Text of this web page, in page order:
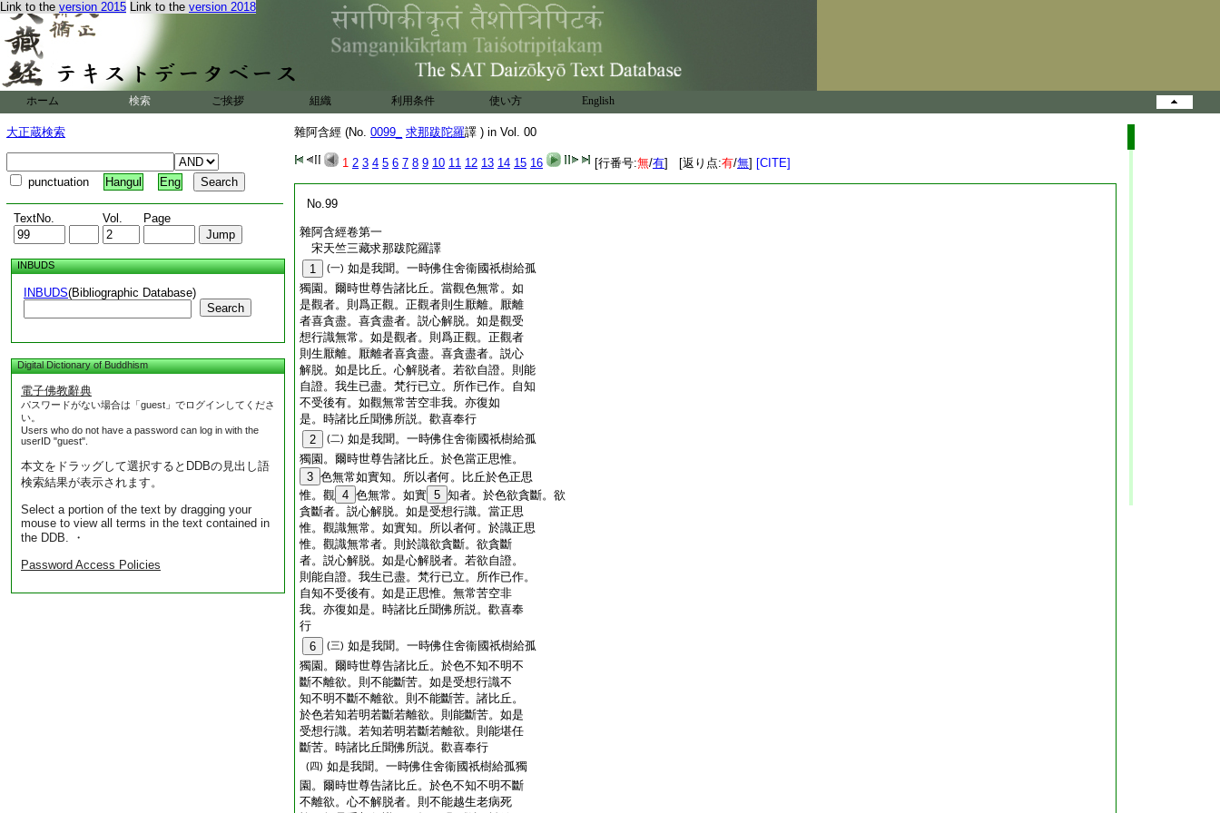
Link to the version 2015 Link to the version 2018
ホーム 検索 ご挨拶 組織 利用条件 使い方 English
大正蔵検索
punctuation Hangul Eng
TextNo. Vol. Page
INBUDS
INBUDS(Bibliographic Database)
Search
Digital Dictionary of Buddhism
電子佛教辭典
パスワードがない場合は「guest」でログインしてくださ
い。
Users who do not have a password can log in with the
userID "guest".
本文をドラッグして選択するとDDBの見出し語
検索結果が表示されます。
Select a portion of the text by dragging your
mouse to view all terms in the text contained in
the DDB. ・
Password Access Policies
雜阿含經 (No. 0099_ 求那跋陀羅譯 ) in Vol. 00
1 2 3 4 5 6 7 8 9 10 11 12 13 14 15 16 [行番号:無/有] [返り点:有/無] [CITE]
No.99
雜阿含經卷第一
宋天竺三藏求那跋陀羅譯
1
(一) 如是我聞。一時佛住舍衞國祇樹給孤
獨園。爾時世尊告諸比丘。當觀色無常。如
是觀者。則爲正觀。正觀者則生厭離。厭離
者喜貪盡。喜貪盡者。説心解脱。如是觀受
想行識無常。如是觀者。則爲正觀。正觀者
則生厭離。厭離者喜貪盡。喜貪盡者。説心
解脱。如是比丘。心解脱者。若欲自證。則能
自證。我生已盡。梵行已立。所作已作。自知
不受後有。如觀無常苦空非我。亦復如
是。時諸比丘聞佛所説。歡喜奉行
2
(二) 如是我聞。一時佛住舍衞國祇樹給孤
獨園。爾時世尊告諸比丘。於色當正思惟。
3 色無常如實知。所以者何。比丘於色正思
惟。觀 4 色無常。如實 5 知者。於色欲貪斷。欲
貪斷者。説心解脱。如是受想行識。當正思
惟。觀識無常。如實知。所以者何。於識正思
惟。觀識無常者。則於識欲貪斷。欲貪斷
者。説心解脱。如是心解脱者。若欲自證。
則能自證。我生已盡。梵行已立。所作已作。
自知不受後有。如是正思惟。無常苦空非
我。亦復如是。時諸比丘聞佛所説。歡喜奉
行
6
(三) 如是我聞。一時佛住舍衞國祇樹給孤
獨園。爾時世尊告諸比丘。於色不知不明不
斷不離欲。則不能斷苦。如是受想行識不
知不明不斷不離欲。則不能斷苦。諸比丘。
於色若知若明若斷若離欲。則能斷苦。如是
受想行識。若知若明若斷若離欲。則能堪任
斷苦。時諸比丘聞佛所説。歡喜奉行
(四) 如是我聞。一時佛住舍衞國祇樹給孤獨
園。爾時世尊告諸比丘。於色不知不明不斷
不離欲。心不解脱者。則不能越生老病死